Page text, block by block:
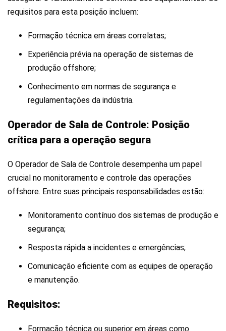
requisitos para esta posição incluem:
Formação técnica em áreas correlatas;
Experiência prévia na operação de sistemas de
produção offshore;
Conhecimento em normas de segurança e
regulamentações da indústria.
Operador de Sala de Controle: Posição
crítica para a operação segura
O Operador de Sala de Controle desempenha um papel
crucial no monitoramento e controle das operações
offshore. Entre suas principais responsabilidades estão:
Monitoramento contínuo dos sistemas de produção e
segurança;
Resposta rápida a incidentes e emergências;
Comunicação eficiente com as equipes de operação
e manutenção.
Requisitos:
Formação técnica ou superior em áreas como